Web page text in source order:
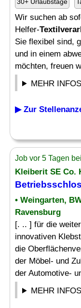
Wir suchen ab
Helfer-
Sie flexibel sind,
und in einem
möchten, freuen
MEHR
▶ Zur
Job vor 5 Tagen
Kleiberit SE Co.
• Weingarten,
Ravensburg
[. .. ] für die
innovativen
die
der Möbel- und
der Automotive-
MEHR